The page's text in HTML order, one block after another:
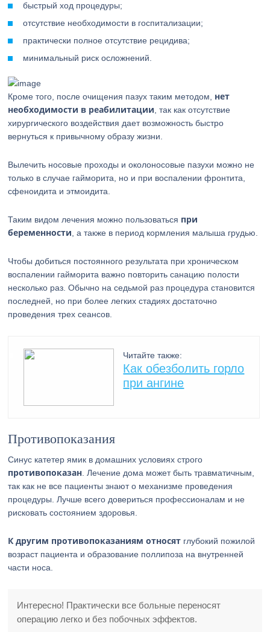
быстрый ход процедуры;
отсутствие необходимости в госпитализации;
практически полное отсутствие рецидива;
минимальный риск осложнений.
Кроме того, после очищения пазух таким методом, нет
необходимости в реабилитации , так как отсутствие
хирургического воздействия дает возможность быстро
вернуться к привычному образу жизни.
Вылечить носовые проходы и околоносовые пазухи можно не
только в случае гайморита, но и при воспалении фронтита,
сфеноидита и этмоидита.
Таким видом лечения можно пользоваться при
беременности , а также в период кормления малыша грудью.
Чтобы добиться постоянного результата при хроническом
воспалении гайморита важно повторить санацию полости
несколько раз. Обычно на седьмой раз процедура становится
последней, но при более легких стадиях достаточно
проведения трех сеансов.
Читайте также:
Как обезболить горло
при ангине
Противопоказания
Синус катетер ямик в домашних условиях строго
противопоказан . Лечение дома может быть травматичным,
так как не все пациенты знают о механизме проведения
процедуры. Лучше всего довериться профессионалам и не
рисковать состоянием здоровья.
К другим противопоказаниям относят глубокий пожилой
возраст пациента и образование поллипоза на внутренней
части носа.
Интересно! Практически все больные переносят
операцию легко и без побочных эффектов.